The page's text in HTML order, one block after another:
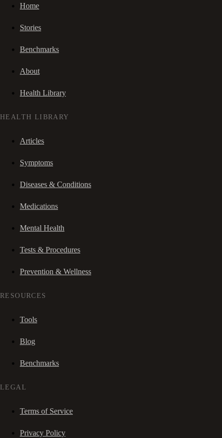
Home
Stories
Benchmarks
About
Health Library
HEALTH LIBRARY
Articles
Symptoms
Diseases & Conditions
Medications
Mental Health
Tests & Procedures
Prevention & Wellness
RESOURCES
Tools
Blog
Benchmarks
LEGAL
Terms of Service
Privacy Policy